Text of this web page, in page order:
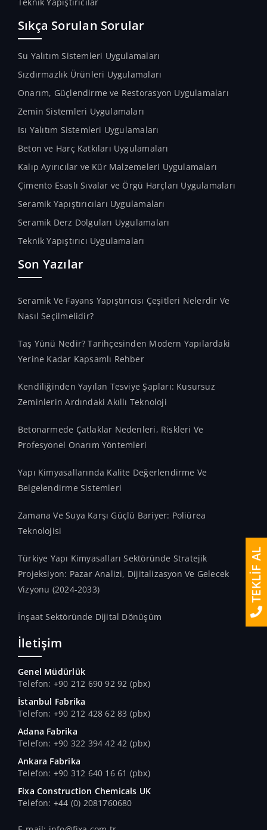
Sıkça Sorulan Sorular
Su Yalıtım Sistemleri Uygulamaları
Sızdırmazlık Ürünleri Uygulamaları
Onarım, Güçlendirme ve Restorasyon Uygulamaları
Zemin Sistemleri Uygulamaları
Isı Yalıtım Sistemleri Uygulamaları
Beton ve Harç Katkıları Uygulamaları
Kalıp Ayırıcılar ve Kür Malzemeleri Uygulamaları
Çimento Esaslı Sıvalar ve Örgü Harçları Uygulamaları
Seramik Yapıştırıcıları Uygulamaları
Seramik Derz Dolguları Uygulamaları
Teknik Yapıştırıcı Uygulamaları
Son Yazılar
Seramik Ve Fayans Yapıştırıcısı Çeşitleri Nelerdir Ve
Nasıl Seçilmelidir?
Taş Yünü Nedir? Tarihçesinden Modern Yapılardaki
Yerine Kadar Kapsamlı Rehber
Kendiliğinden Yayılan Tesviye Şapları: Kusursuz
Zeminlerin Ardındaki Akıllı Teknoloji
Betonarmede Çatlaklar Nedenleri, Riskleri Ve
Profesyonel Onarım Yöntemleri
Yapı Kimyasallarında Kalite Değerlendirme Ve
Belgelendirme Sistemleri
Zamana Ve Suya Karşı Güçlü Bariyer: Poliürea
Teknolojisi
Türkiye Yapı Kimyasalları Sektöründe Stratejik
Projeksiyon: Pazar Analizi, Dijitalizasyon Ve Gelecek
Vizyonu (2024-2033)
İnşaat Sektöründe Dijital Dönüşüm
İletişim
Genel Müdürlük
Telefon: +90 212 690 92 92 (pbx)
İstanbul Fabrika
Telefon: +90 212 428 62 83 (pbx)
Adana Fabrika
Telefon: +90 322 394 42 42 (pbx)
Ankara Fabrika
Telefon: +90 312 640 16 61 (pbx)
Fixa Construction Chemicals UK
Telefon: +44 (0) 2081760680
TEKLİF AL